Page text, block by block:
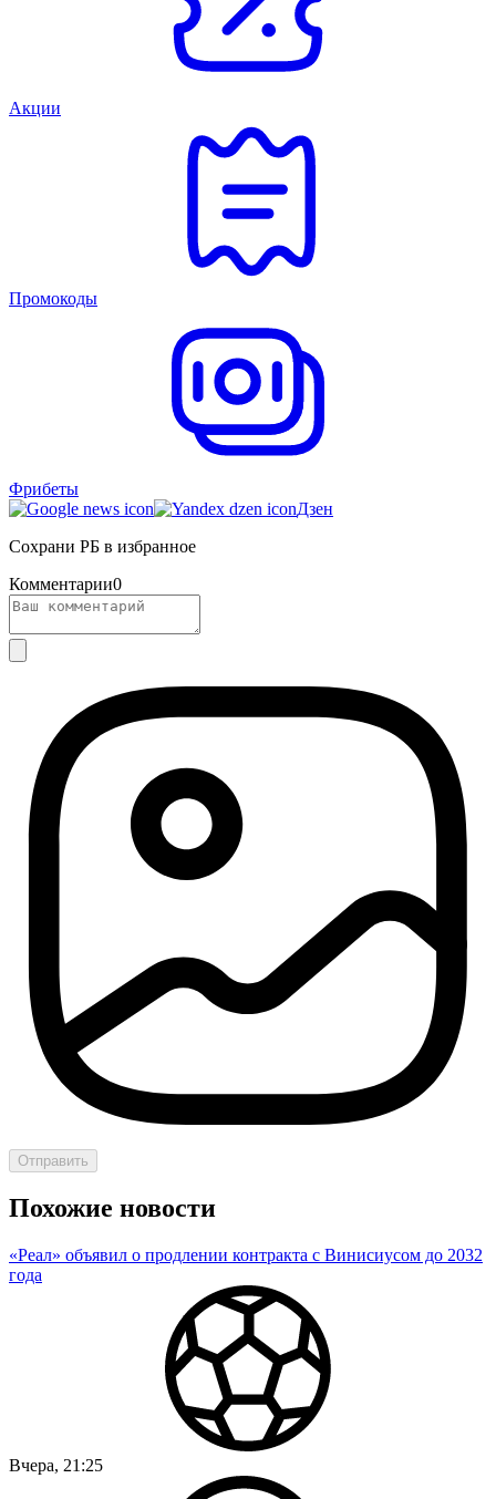
Акции
Промокоды
Фрибеты
Дзен
Сохрани РБ в избранное
Комментарии0
Отправить
Похожие новости
«Реал» объявил о продлении контракта с Винисиусом до 2032
года
Вчера, 21:25